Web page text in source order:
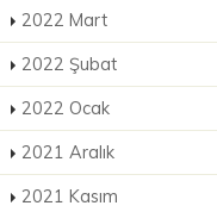
2022 Mart
2022 Şubat
2022 Ocak
2021 Aralık
2021 Kasım